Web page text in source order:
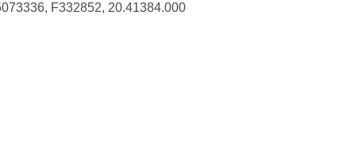
F332852, 20.41384.000